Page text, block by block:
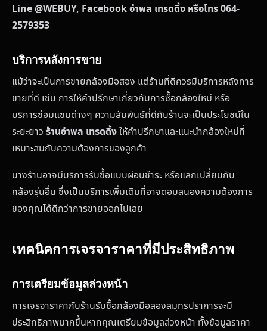
Line @WEBUY, Facebook อำพล เทรดดิ้ง หรือโทร 064-
2579353
บริการหลังการขาย
แม้ว่าจะเป็นการขายกล้องมือสอง แต่ร้านที่ดีควรมีบริการหลังการ
ขายที่ดี เช่น การให้คำปรึกษาเกี่ยวกับการซื้อกล้องใหม่ หรือ
บริการซ่อมแซมต่างๆ ความสัมพันธ์ที่ดีกับร้านจะเป็นประโยชน์ใน
ระยะยาว ร้านอำพล เทรดดิ้งให้คำปรึกษาและแนะนำกล้องใหม่ที่
เหมาะสมกับความต้องการของลูกค้า
บางร้านอาจมีบริการรับซื้อแบบผ่อนชำระ หรือแลกเปลี่ยนกับ
กล้องรุ่นอื่น ซึ่งเป็นบริการเพิ่มเติมที่อาจตอบสนองความต้องการ
ของคุณได้ดีกว่าการขายออกไปเลย
เทคนิคการเจรจาราคาที่มีประสิทธิภาพ
การเตรียมข้อมูลล่วงหน้า
การเจรจาราคากับร้านรับซื้อกล้องมือสองสมุทรปราการจะมี
ประสิทธิภาพมากขึ้นหากคุณเตรียมข้อมูลล่วงหน้า ทั้งข้อมูลราคา